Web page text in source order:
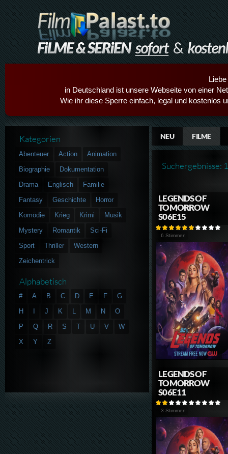
in Deutschland ist unsere Webseite von einer
Wie ihr diese Sperre einfach, legal und kostenlos
NEU FILME
Suchergebnisse:
LEGENDS OF
TOMORROW
S06E15
6 Stimmen
LEGENDS OF
TOMORROW
S06E11
3 Stimmen
Kategorien
Abenteuer Action
Animation
Biographie
Dokumentation
Drama
Englisch
Familie
Fantasy
Geschichte
Horror
Komödie
Krieg Krimi
Musik
Mystery
Romantik
Sci-Fi
Sport
Thriller
Western
Zeichentrick
Alphabetisch
# A B C D E F
G
H
J K L M N
O
P
Q R S T U V
W
X
Y Z